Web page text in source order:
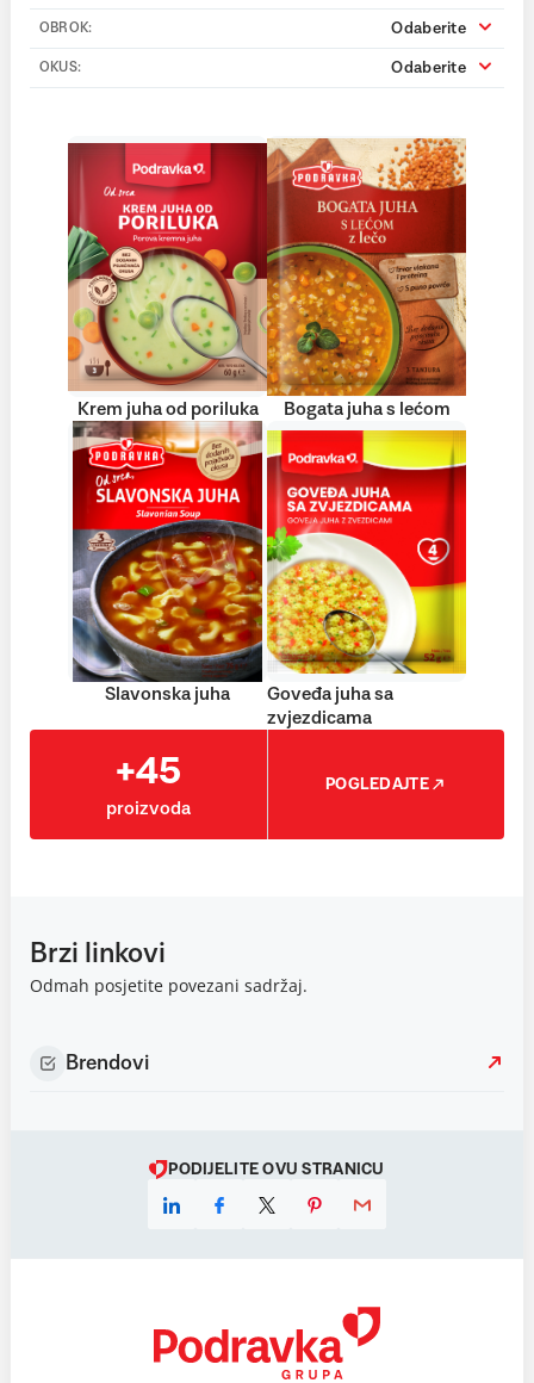
OBROK: Odaberite
OKUS: Odaberite
Krem juha od poriluka Bogata juha s lećom
Slavonska juha
Goveđa juha sa
zvjezdicama
+45
proizvoda
POGLEDAJTE
Brzi linkovi
Odmah posjetite povezani sadržaj.
Brendovi
PODIJELITE OVU STRANICU